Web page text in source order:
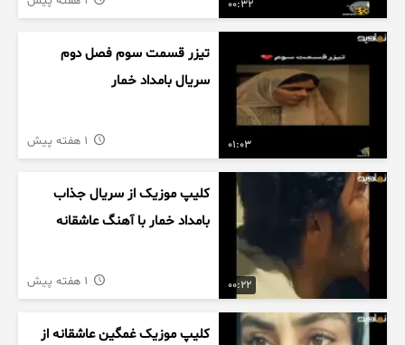
00:32
01:03
تیزر قسمت سوم فصل دوم
سریال بامداد خمار
00:22
کلیپ موزیک از سریال جذاب
بامداد خمار با آهنگ عاشقانه
کلیپ موزیک غمگین عاشقانه از